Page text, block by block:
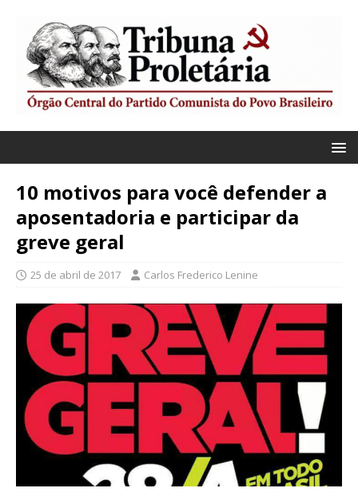
10 motivos para você defender a
aposentadoria e participar da
greve geral
25 de abril de 2017 Carlos Frederico Lenine